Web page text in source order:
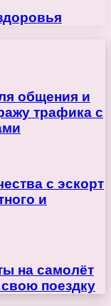
общения и
трафика с
с эскорт
и
на самолёт
поездку